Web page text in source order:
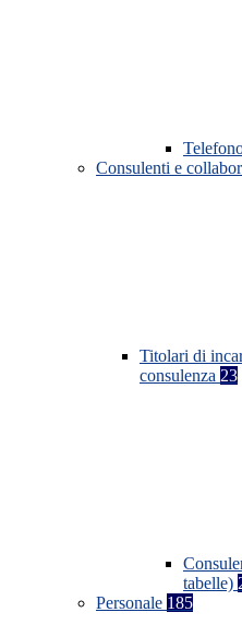
Consulenti e
Titolari di
consulenza 23
tabelle)
Personale 185